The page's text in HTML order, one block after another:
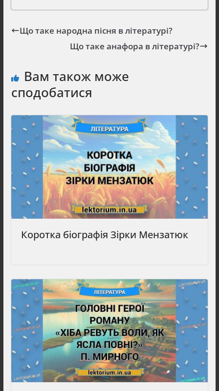
Що таке народна пісня в літературі?
Що таке анафора в літературі?
Вам також може
сподобатися
Коротка біографія Зірки Мензатюк